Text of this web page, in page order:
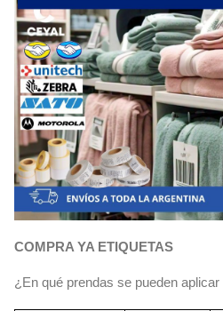
COMPRA YA ETIQUETAS
¿En qué prendas se pueden aplicar